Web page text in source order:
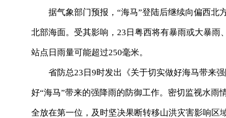
据气象部门预报，“海马”登陆后继续向偏西北
北部海面。受其影响，23日粤西将有暴雨或大暴
站点日雨量可能超过250毫米。
省防总23日9时发出《关于切实做好海马带来强
好“海马”带来的强降雨的防御工作。密切监视水
全放在第一位，及时坚决果断转移山洪灾害影响